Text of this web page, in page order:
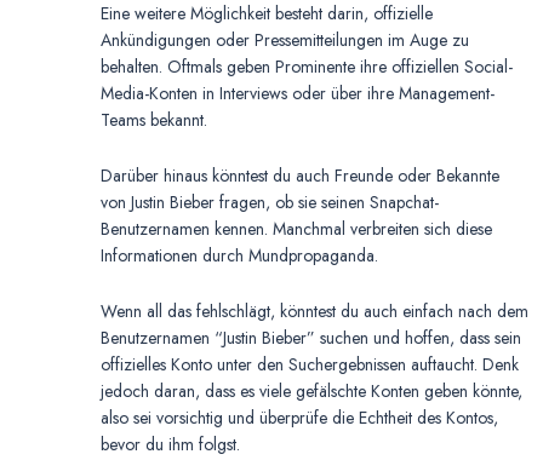
Eine weitere Möglichkeit besteht darin, offizielle
Ankündigungen oder Pressemitteilungen im Auge zu
behalten. Oftmals geben Prominente ihre offiziellen Social-
Media-Konten in Interviews oder über ihre Management-
Teams bekannt.
Darüber hinaus könntest du auch Freunde oder Bekannte
von Justin Bieber fragen, ob sie seinen Snapchat-
Benutzernamen kennen. Manchmal verbreiten sich diese
Informationen durch Mundpropaganda.
Wenn all das fehlschlägt, könntest du auch einfach nach dem
Benutzernamen “Justin Bieber” suchen und hoffen, dass sein
offizielles Konto unter den Suchergebnissen auftaucht. Denk
jedoch daran, dass es viele gefälschte Konten geben könnte,
also sei vorsichtig und überprüfe die Echtheit des Kontos,
bevor du ihm folgst.